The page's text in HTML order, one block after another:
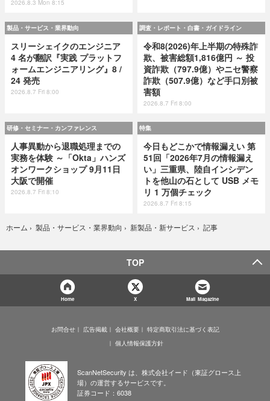
2026.8.3 Mon 8:15
製品・サービス・業界動向
スリーシェイクのエンジニア
4 名が翻訳『実践 プラットフ
ォームエンジニアリング』8 /
24 発売
2026.8.7 Fri 8:00
調査・レポート・白書・ガイドライン
令和8(2026)年上半期の特殊詐
欺、被害総額1,816億円 ～ 投
資詐欺（797.9億）やニセ警察
詐欺（507.9億）など手口別被
害額
2026.8.7 Fri 8:00
研修・セミナー・カンファレンス
人事異動から退職処理までの
実務を体験 ～「Okta」ハンズ
オンワークショップ 9月11日
大阪で開催
2026.8.7 Fri 8:10
特集
今日もどこかで情報漏えい 第
51回「2026年7月の情報漏え
い」三重県、陸自インシデン
トを他山の石として USB メモ
リ 1 万個チェック
2026.8.7 Fri 8:15
ホーム › 製品・サービス・業界動向 › 新製品・新サービス › 記事
TOP
Home X Mail Magazine
お問合せ 広告掲載 会社概要
特定商取引法に基づく表記
個人情報保護方針
ScanNetSecurity は、株式会社イード（東証グロース上
場）の運営するサービスです。
証券コード：6038